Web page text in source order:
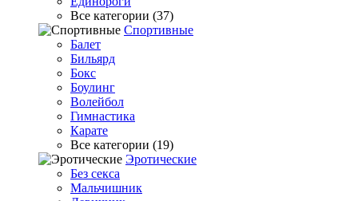
Все категории (37)
Спортивные
Балет
Бильярд
Бокс
Боулинг
Волейбол
Гимнастика
Карате
Все категории (19)
Эротические
Без секса
Мальчишник